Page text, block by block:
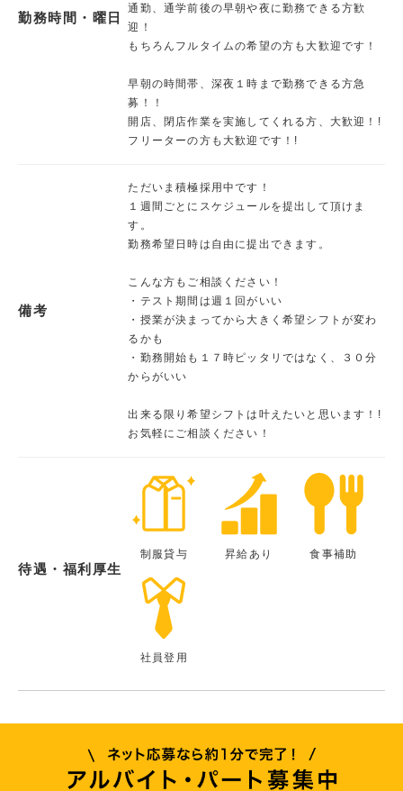
勤務時間・曜日
通勤、通学前後の早朝や夜に勤務できる方歓
迎！
もちろんフルタイムの希望の方も大歓迎です！
早朝の時間帯、深夜１時まで勤務できる方急
募！！
開店、閉店作業を実施してくれる方、大歓迎！!
フリーターの方も大歓迎です！!
備考
ただいま積極採用中です！
１週間ごとにスケジュールを提出して頂けま
す。
勤務希望日時は自由に提出できます。
こんな方もご相談ください！
・テスト期間は週１回がいい
・授業が決まってから大きく希望シフトが変わ
るかも
・勤務開始も１７時ピッタリではなく、３０分
からがいい
出来る限り希望シフトは叶えたいと思います！!
お気軽にご相談ください！
待遇・福利厚生
制服貸与 昇給あり 食事補助
社員登用